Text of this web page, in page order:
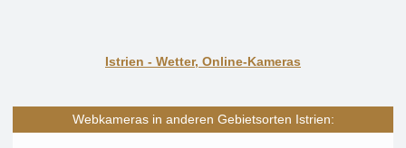
Istrien - Wetter, Online-Kameras
Webkameras in anderen Gebietsorten Istrien: